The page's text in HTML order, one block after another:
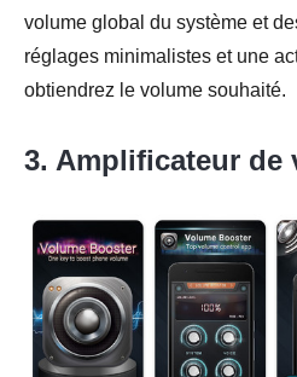
volume global du système et
réglages minimalistes et une
obtiendrez le volume souhaité.
3. Amplificateur de